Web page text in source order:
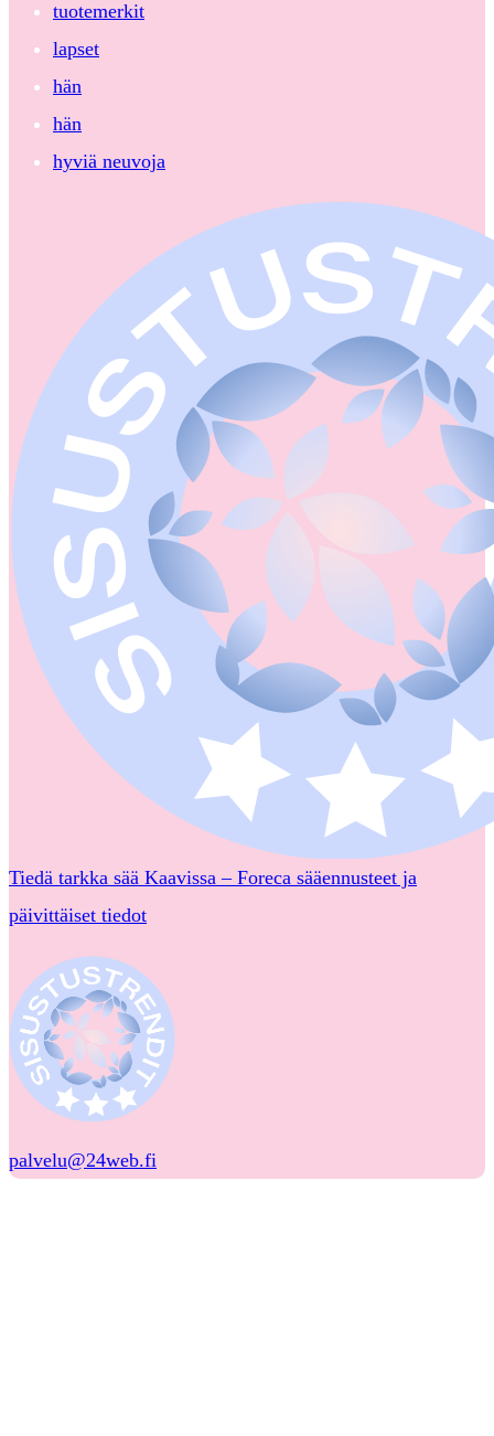
tuotemerkit
lapset
hän
hän
hyviä neuvoja
Tiedä tarkka sää Kaavissa – Foreca sääennusteet ja
päivittäiset tiedot
palvelu@24web.fi